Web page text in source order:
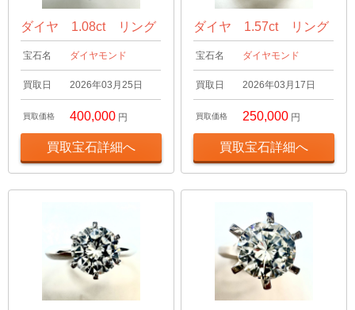
ダイヤ 1.08ct リング
宝石名 ダイヤモンド
買取日 2026年03月25日
買取価格 400,000 円
買取宝石詳細へ
ダイヤ 1.57ct リング
宝石名 ダイヤモンド
買取日 2026年03月17日
買取価格 250,000 円
買取宝石詳細へ